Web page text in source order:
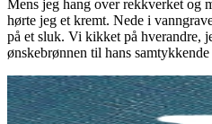
Mens jeg hang over rekkverket og
hørte jeg et kremt. Nede i
på et sluk. Vi kikket på hverandre,
ønskebrønnen til hans